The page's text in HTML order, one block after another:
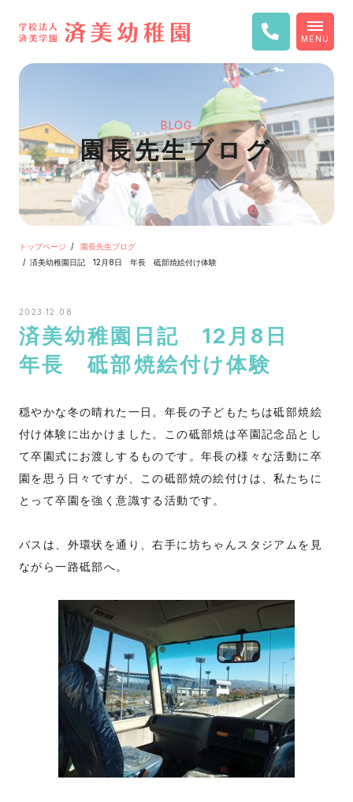
MENU
BLOG
園長先生ブログ
トップページ
園長先生ブログ
済美幼稚園日記 12月8日 年長 砥部焼絵付け体験
2023.12.08
済美幼稚園日記 12月8日
年長 砥部焼絵付け体験
穏やかな冬の晴れた一日。年長の子どもたちは砥部焼絵
付け体験に出かけました。この砥部焼は卒園記念品とし
て卒園式にお渡しするものです。年長の様々な活動に卒
園を思う日々ですが、この砥部焼の絵付けは、私たちに
とって卒園を強く意識する活動です。
バスは、外環状を通り、右手に坊ちゃんスタジアムを見
ながら一路砥部へ。